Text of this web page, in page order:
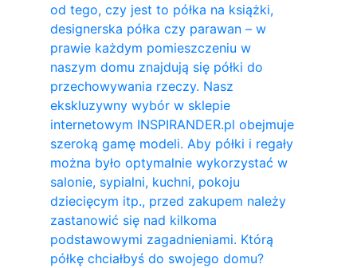
od tego, czy jest to półka na książki,
designerska półka czy parawan – w
prawie każdym pomieszczeniu w
naszym domu znajdują się półki do
przechowywania rzeczy. Nasz
ekskluzywny wybór w sklepie
internetowym INSPIRANDER.pl obejmuje
szeroką gamę modeli. Aby półki i regały
można było optymalnie wykorzystać w
salonie, sypialni, kuchni, pokoju
dziecięcym itp., przed zakupem należy
zastanowić się nad kilkoma
podstawowymi zagadnieniami. Którą
półkę chciałbyś do swojego domu?